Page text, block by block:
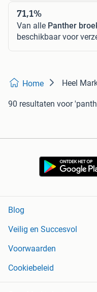
71,1%
Van alle Panther
beschikbaar voor
Home Heel
90 resultaten voor
Blog
Veilig en Succesvol
Voorwaarden
Cookiebeleid